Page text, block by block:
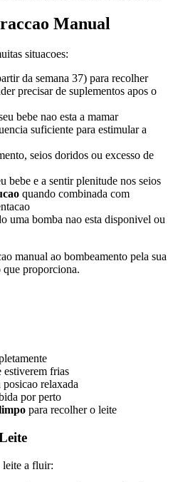
Manual
situacoes:
da semana 37) para recolher
precisar de suplementos apos o
bebe nao esta a mamar
suficiente para estimular a
seios doridos ou excesso de
bebe e a sentir plenitude nos seios
quando combinada com
uma bomba nao esta disponivel ou
manual ao bombeamento pela sua
proporciona.
estiverem frias
posicao relaxada
por perto
para recolher o leite
leite a fluir: